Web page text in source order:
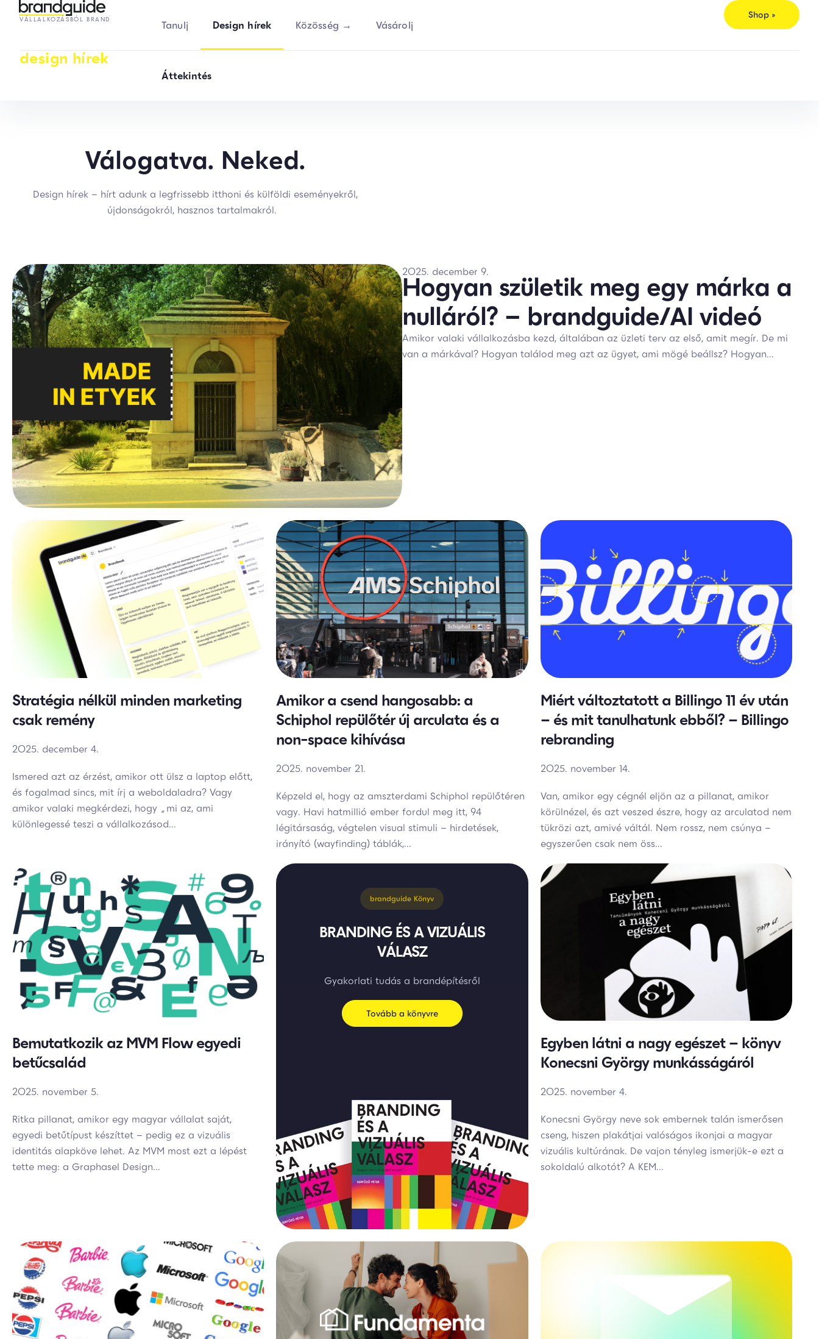
VÁLLALKOZÁSBÓL BRAND
Tanulj Design hírek Közösség → Vásárolj
Shop »
design hírek
Áttekintés
Válogatva. Neked.
Design hírek – hírt adunk a legfrissebb itthoni és külföldi eseményekről,
újdonságokról, hasznos tartalmakról.
2025. december 9.
Hogyan születik meg egy márka a
nulláról? – brandguide/AI videó
Amikor valaki vállalkozásba kezd, általában az üzleti terv az első, amit megír. De mi
van a márkával? Hogyan találod meg azt az ügyet, ami mögé beállsz? Hogyan...
Stratégia nélkül minden marketing
csak remény
2025. december 4.
Ismered azt az érzést, amikor ott ülsz a laptop előtt,
és fogalmad sincs, mit írj a weboldaladra? Vagy
amikor valaki megkérdezi, hogy „mi az, ami
különlegessé teszi a vállalkozásod...
Amikor a csend hangosabb: a
Schiphol repülőtér új arculata és a
non-space kihívása
2025. november 21.
Képzeld el, hogy az amszterdami Schiphol repülőtéren
vagy. Havi hatmillió ember fordul meg itt, 94
légitársaság, végtelen visual stimuli – hirdetések,
irányító (wayfinding) táblák,...
Miért változtatott a Billingo 11 év után
– és mit tanulhatunk ebből? – Billingo
rebranding
2025. november 14.
Van, amikor egy cégnél eljön az a pillanat, amikor
körülnézel, és azt veszed észre, hogy az arculatod nem
tükrözi azt, amivé váltál. Nem rossz, nem csúnya –
egyszerűen csak nem öss...
Bemutatkozik az MVM Flow egyedi
betűcsalád
2025. november 5.
Ritka pillanat, amikor egy magyar vállalat saját,
egyedi betűtípust készíttet – pedig ez a vizuális
identitás alapköve lehet. Az MVM most ezt a lépést
tette meg: a Graphasel Design...
brandguide Könyv
BRANDING ÉS A VIZUÁLIS
VÁLASZ
Gyakorlati tudás a brandépítésről
Tovább a könyvre
Egyben látni a nagy egészet – könyv
Konecsni György munkásságáról
2025. november 4.
Konecsni György neve sok embernek talán ismerősen
cseng, hiszen plakátjai valóságos ikonjai a magyar
vizuális kultúrának. De vajon tényleg ismerjük-e ezt a
sokoldalú alkotót? A KEM...